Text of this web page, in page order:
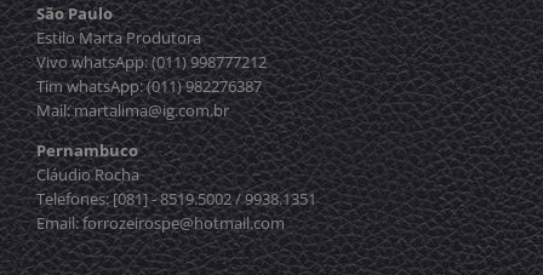
São Paulo
Estilo Marta Produtora
Vivo whatsApp: (011) 998777212
Tim whatsApp: (011) 982276387
Mail: martalima@ig.com.br
Pernambuco
Cláudio Rocha
Telefones: [081] - 8519.5002 / 9938.1351
Email: forrozeirospe@hotmail.com